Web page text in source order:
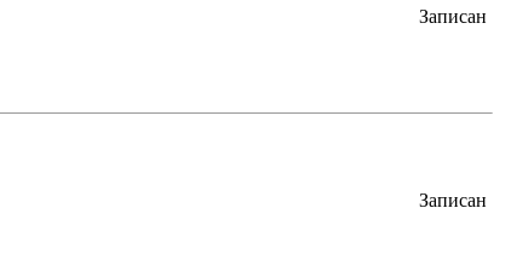
Записан
Записан